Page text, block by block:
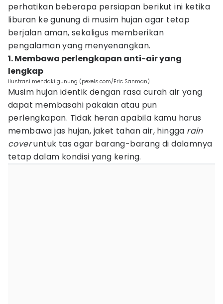
perhatikan beberapa persiapan berikut ini ketika
liburan ke gunung di musim hujan agar tetap
berjalan aman, sekaligus memberikan
pengalaman yang menyenangkan.
1. Membawa perlengkapan anti-air yang
lengkap
ilustrasi mendaki gunung (pexels.com/Eric Sanman)
Musim hujan identik dengan rasa curah air yang
dapat membasahi pakaian atau pun
perlengkapan. Tidak heran apabila kamu harus
membawa jas hujan, jaket tahan air, hingga rain
coveruntuk tas agar barang-barang di dalamnya
tetap dalam kondisi yang kering.